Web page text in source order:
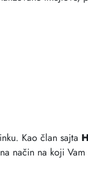
Kao član sajta
na koji